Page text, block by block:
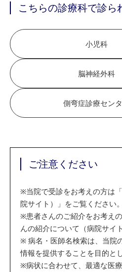
こちらの診療科で診ら
小児科
脳神経外科
側弯症診療セン
ご注意ください
※当院で受診をお考えの方は
院サイト）」をご覧ください。
※患者さんのご紹介をお考え
んの紹介について（病院サイ
※ 病名・医師名検索は、当院
情報を提供することを目的と
※病状に合わせて、最適な医